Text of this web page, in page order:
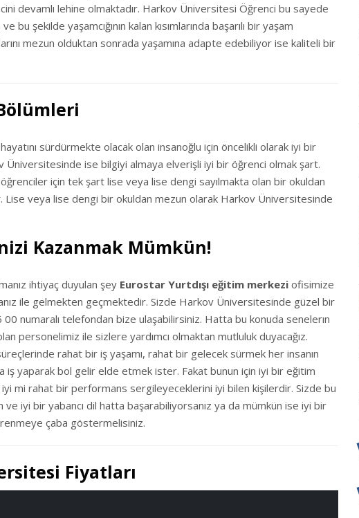
devamlı lehine olmaktadır. Harkov Üniversitesi Öğrenci bu sayede
şekilde yaşamcığının kalan kısımlarında başarılı bir yaşam
mezun olduktan sonrada yaşamına adapte edebiliyor ise kaliteli bir
sürdürmekte olacak olan insanoğlu için öncelikli olarak iyi bir
ise bilgiyi almaya elverişli iyi bir öğrenci olmak şart.
için tek şart lise veya lise dengi sayılmakta olan bir okuldan
Lise veya lise dengi bir okuldan mezun olarak Harkov Üniversitesinde
Kazanmak Mümkün!
ihtiyaç duyulan şey Eurostar Yurtdışı eğitim merkezi ofisimize
ile gelmekten geçmektedir. Sizde Harkov Üniversitesinde güzel bir
numaralı telefondan bize ulaşabilirsiniz. Hatta bu konuda senelerın
personelimiz ile sizlere yardımcı olmaktan mutluluk duyacağız.
rahat bir iş yaşamı, rahat bir gelecek sürmek her insanın
iş yaparak bol gelir elde etmek ister. Fakat bunun için iyi bir eğitim
iyi mi rahat bir performans sergileyeceklerini iyi bilen kişilerdir. Sizde bu
iyi bir yabancı dil hatta başarabiliyorsanız ya da mümkün ise iyi bir
çaba göstermelisiniz.
Fiyatları